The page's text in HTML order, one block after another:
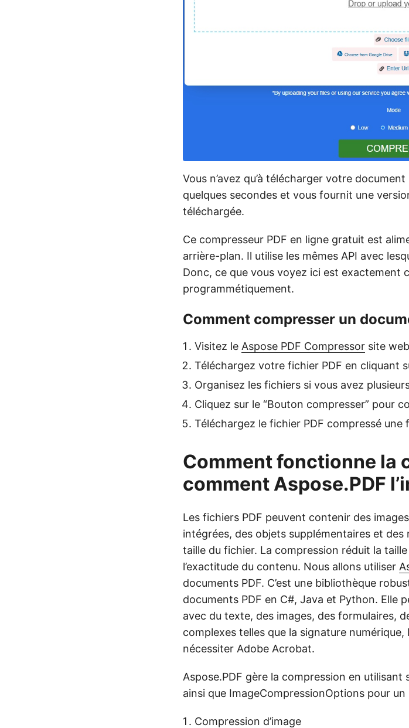
Vous n’avez qu’à télécharger votre
quelques secondes et vous fournit une
téléchargée.
Ce compresseur PDF en ligne gratuit est
arrière-plan. Il utilise les mêmes API avec
Donc, ce que vous voyez ici est exactement
programmétiquement.
Comment compresser un
Visitez le Aspose PDF Compressor site
Téléchargez votre fichier PDF en cliquant
Organisez les fichiers si vous avez
Cliquez sur le “Bouton compresser” pour
Téléchargez le fichier PDF compressé une
Comment fonctionne la
comment Aspose.PDF
Les fichiers PDF peuvent contenir des
intégrées, des objets supplémentaires et
taille du fichier. La compression réduit la
l’exactitude du contenu. Nous allons utiliser
documents PDF. C’est une bibliothèque
documents PDF en C#, Java et Python. Elle
avec du texte, des images, des formulaires,
complexes telles que la signature
nécessiter Adobe Acrobat.
Aspose.PDF gère la compression en
ainsi que ImageCompressionOptions pour
Compression d’image